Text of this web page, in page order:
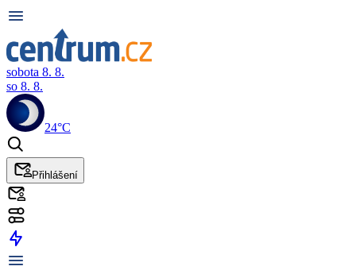
sobota 8. 8.
so 8. 8.
24°C
Přihlášení